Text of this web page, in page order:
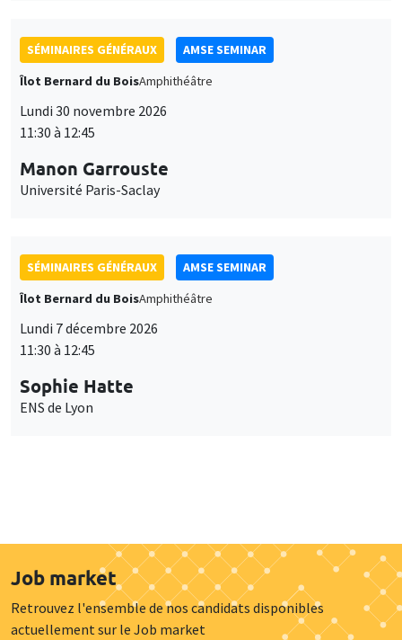
SÉMINAIRES GÉNÉRAUX
AMSE SEMINAR
Îlot Bernard du BoisAmphithéâtre
Lundi 30 novembre 2026
11:30 à 12:45
Manon Garrouste
Université Paris-Saclay
SÉMINAIRES GÉNÉRAUX
AMSE SEMINAR
Îlot Bernard du BoisAmphithéâtre
Lundi 7 décembre 2026
11:30 à 12:45
Sophie Hatte
ENS de Lyon
Job market
Retrouvez l'ensemble de nos candidats disponibles
actuellement sur le Job market